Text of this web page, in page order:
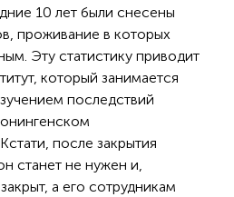
10 лет были снесены
проживание в которых
Эту статистику приводит
который занимается
последствий
после закрытия
станет не нужен и,
а его сотрудникам